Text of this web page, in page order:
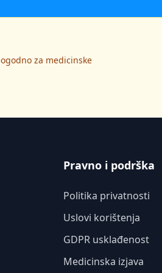
za medicinske
Pravno i podrška
Politika privatnosti
Uslovi korištenja
GDPR usklađenost
Medicinska izjava